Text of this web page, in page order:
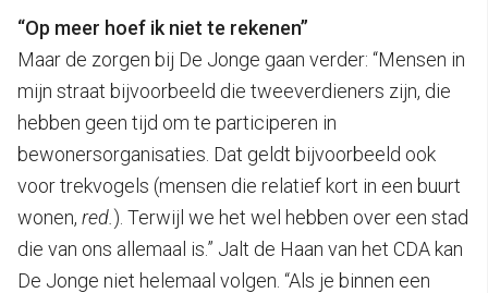
“Op meer hoef ik niet te rekenen”
Maar de zorgen bij De Jonge gaan verder: “Mensen in
mijn straat bijvoorbeeld die tweeverdieners zijn, die
hebben geen tijd om te participeren in
bewonersorganisaties. Dat geldt bijvoorbeeld ook
voor trekvogels (mensen die relatief kort in een buurt
wonen, red.). Terwijl we het wel hebben over een stad
die van ons allemaal is.” Jalt de Haan van het CDA kan
De Jonge niet helemaal volgen. “Als je binnen een